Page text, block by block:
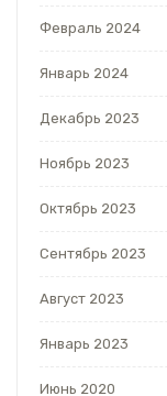
Февраль 2024
Январь 2024
Декабрь 2023
Ноябрь 2023
Октябрь 2023
Сентябрь 2023
Август 2023
Январь 2023
Июнь 2020